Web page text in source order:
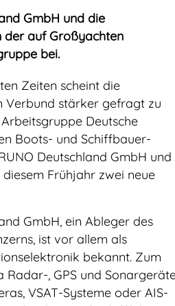
GmbH und die
auf Großyachten
bei.
Zeiten scheint die
Verbund stärker gefragt zu
Deutsche
Boots- und Schiffbauer-
Deutschland GmbH und
Frühjahr zwei neue
GmbH, ein Ableger des
ist vor allem als
bekannt. Zum
, GPS und
VSAT-Systeme oder AIS-